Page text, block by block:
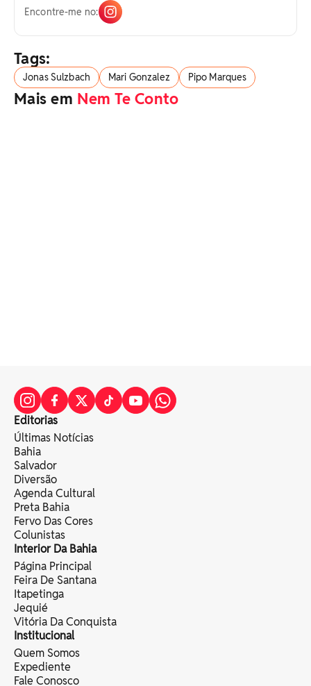
Encontre-me no:
Tags:
Jonas Sulzbach Mari Gonzalez Pipo Marques
Mais em Nem Te Conto
Editorias
Últimas Notícias
Bahia
Salvador
Diversão
Agenda Cultural
Preta Bahia
Fervo Das Cores
Colunistas
Interior Da Bahia
Página Principal
Feira De Santana
Itapetinga
Jequié
Vitória Da Conquista
Institucional
Quem Somos
Expediente
Fale Conosco